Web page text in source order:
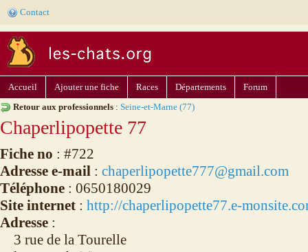
Contact
Accueil Ajouter une fiche Races Départements
Forum
Retour aux professionnels : Seine-et-Marne (77)
Chaperlipopette 77
Fiche no : #722
Adresse e-mail : chaperlipopette777@gmail.com
Téléphone : 0650180029
Site internet : http://chaperlipopette77.e-
Adresse :
3 rue de la Tourelle